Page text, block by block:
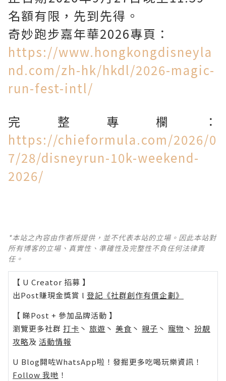
名額有限，先到先得。
奇妙跑步嘉年華2026專頁：
https://www.hongkongdisneyla
nd.com/zh-hk/hkdl/2026-magic-
run-fest-intl/
完整專欄：
https://chieformula.com/2026/0
7/28/disneyrun-10k-weekend-
2026/
*本站之內容由作者所提供，並不代表本站的立場。因此本站對
所有博客的立場、真實性、準確性及完整性不負任何法律責
任。
【 U Creator 招募 】
出Post賺現金獎賞 l 登記《社群創作有價企劃》
【 睇Post + 參加品牌活動 】
瀏覽更多社群 打卡 丶 旅遊 丶 美食 丶 親子 丶 寵物 丶 扮靚
攻略及 活動情報
U Blog開咗WhatsApp啦！發掘更多吃喝玩樂資訊！
Follow 我哋 ！